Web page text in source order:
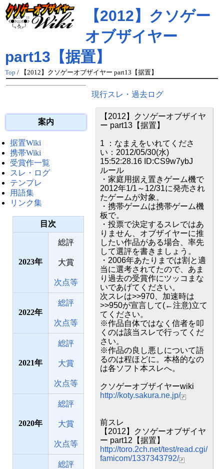
【2012】クソゲー
オブザイヤー
part13【据置】
Top / 【2012】クソゲーオブザイヤー part13【据置】
案内
据置Wiki
携帯Wiki
受賞作一覧
スレ・ログ
テンプレ
用語集
リンク集
目次
2023
総評
大賞
次点等
2022
総評
次点等
2021
総評
大賞
次点等
2020
総評
大賞
次点等
総評
現行スレ・過去ログ
【2012】クソゲーオブザイヤ
ー part13【据置】
1 ：なまえをいれてくださ
い：2012/05/30(水)
15:52:28.16 ID:CS9w7ybJ
ルール
・家庭用据え置きゲーム機で
2012年1/1～12/31に発売され
たゲームが対象。
・携帯ゲームは携帯ゲーム機
板で。
・投票で決定するスレではあ
りません、オブザイヤーに推
したい作品がある場合、率先
して選評を書きましょう。
・2006年あたりまでは割と適
当に選考されてたので、あま
り過去の受賞作にツッコまな
いであげてください。
次スレは>>970、加速時は
>>950が宣言して(←注意)立て
てください。
※作品自体ではなく信者を叩
くのは該当スレで行ってくだ
さい。
※作品の良し悪しについて語
るのは程ほどに。本格的なの
は各ソフト本スレへ。
クソゲーオブザイヤーwiki
http://koty.sakura.ne.jp/
前スレ
【2012】クソゲーオブザイヤ
ー part12【据置】
http://toro.2ch.net/test/read.cgi/
famicom/1337343792/